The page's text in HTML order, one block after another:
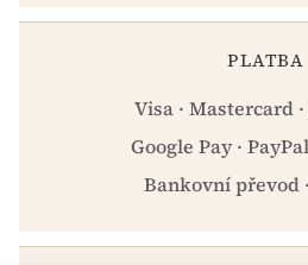
PLATBA
Visa · Mastercard
Google Pay ·
Bankovní převod